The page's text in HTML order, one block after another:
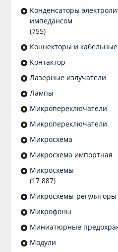
Конденсаторы
импедансом
(755)
Коннекторы и
Контактор
Лазерные излучатели
Лампы
Микропереключатели
Микропереключатели
Микросхема
Микросхема импортная
Микросхемы
(17 887)
Микросхемы-
Микрофоны
Миниатюрные
Модули